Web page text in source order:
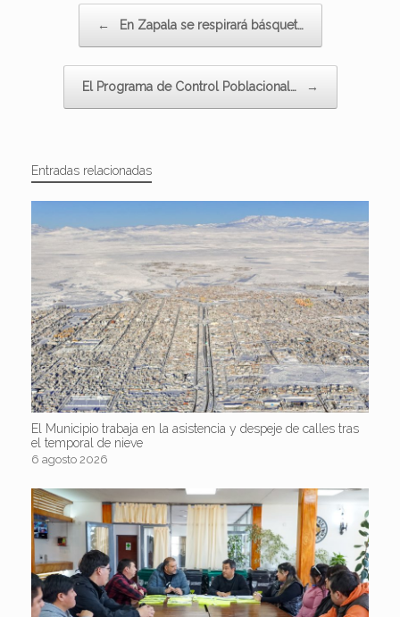
← En Zapala se respirará básquet…
El Programa de Control Poblacional… →
Entradas relacionadas
El Municipio trabaja en la asistencia y despeje de calles tras
el temporal de nieve
6 agosto 2026